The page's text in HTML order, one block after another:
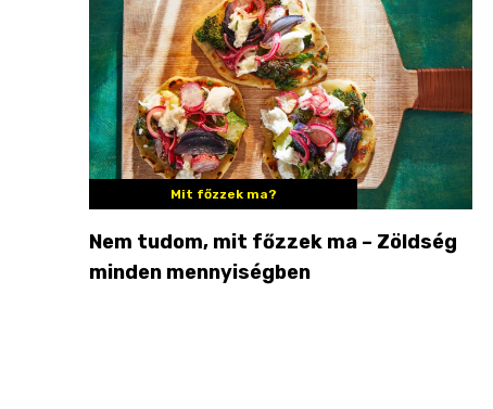
Mit főzzek ma?
Nem tudom, mit főzzek ma – Zöldség
minden mennyiségben